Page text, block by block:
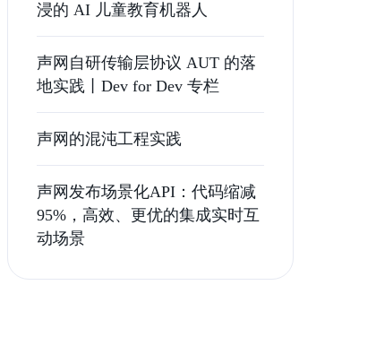
浸的 AI 儿童教育机器人
声网自研传输层协议 AUT 的落
地实践丨Dev for Dev 专栏
声网的混沌工程实践
声网发布场景化API：代码缩减
95%，高效、更优的集成实时互
动场景